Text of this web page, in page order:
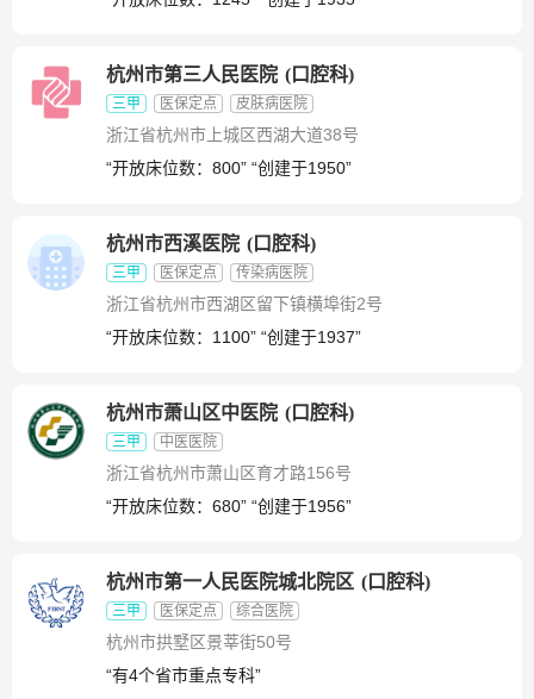
杭州市第三人民医院 ( 口腔科)
三甲 医保定点 皮肤病医院
浙江省杭州市上城区西湖大道38号
“开放床位数：800” “创建于1950”
杭州市西溪医院 ( 口腔科)
三甲 医保定点 传染病医院
浙江省杭州市西湖区留下镇横埠街2号
“开放床位数：1100” “创建于1937”
杭州市萧山区中医院 ( 口腔科)
三甲 中医医院
浙江省杭州市萧山区育才路156号
“开放床位数：680” “创建于1956”
杭州市第一人民医院城北院区 ( 口腔科)
三甲 医保定点 综合医院
杭州市拱墅区景莘街50号
“有4个省市重点专科”